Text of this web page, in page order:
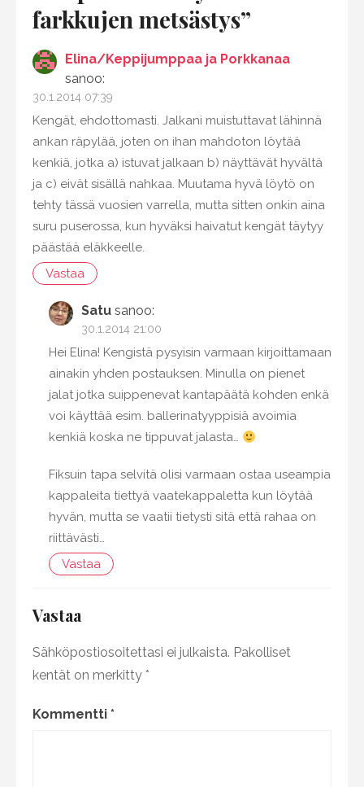
farkkujen metsästys”
Elina/Keppijumppaa ja Porkkanaa
sanoo:
30.1.2014 07:39
Kengät, ehdottomasti. Jalkani muistuttavat lähinnä
ankan räpylää, joten on ihan mahdoton löytää
kenkiä, jotka a) istuvat jalkaan b) näyttävät hyvältä
ja c) eivät sisällä nahkaa. Muutama hyvä löytö on
tehty tässä vuosien varrella, mutta sitten onkin aina
suru puserossa, kun hyväksi haivatut kengät täytyy
päästää eläkkeelle.
Vastaa
Satu sanoo:
30.1.2014 21:00
Hei Elina! Kengistä pysyisin varmaan kirjoittamaan
ainakin yhden postauksen. Minulla on pienet
jalat jotka suippenevat kantapäätä kohden enkä
voi käyttää esim. ballerinatyyppisiä avoimia
kenkiä koska ne tippuvat jalasta…
Fiksuin tapa selvitä olisi varmaan ostaa useampia
kappaleita tiettyä vaatekappaletta kun löytää
hyvän, mutta se vaatii tietysti sitä että rahaa on
riittävästi…
Vastaa
Vastaa
Sähköpostiosoitettasi ei julkaista. Pakolliset
kentät on merkitty *
Kommentti *